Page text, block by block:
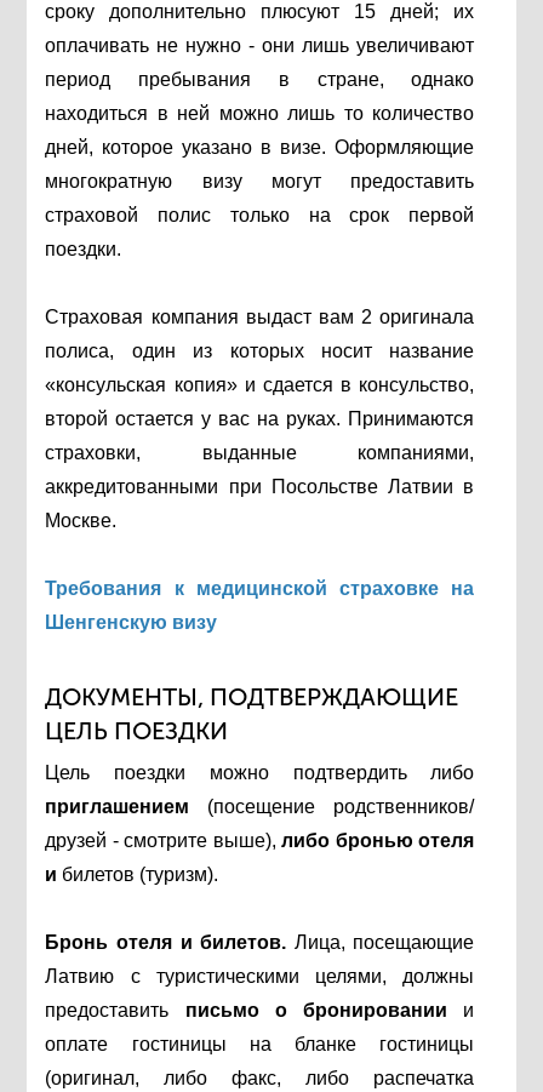
сроку дополнительно плюсуют 15 дней; их
оплачивать не нужно - они лишь увеличивают
период пребывания в стране, однако
находиться в ней можно лишь то количество
дней, которое указано в визе. Оформляющие
многократную визу могут предоставить
страховой полис только на срок первой
поездки.
Страховая компания выдаст вам 2 оригинала
полиса, один из которых носит название
«консульская копия» и сдается в консульство,
второй остается у вас на руках. Принимаются
страховки, выданные компаниями,
аккредитованными при Посольстве Латвии в
Москве.
Требования к медицинской страховке на
Шенгенскую визу
ДОКУМЕНТЫ, ПОДТВЕРЖДАЮЩИЕ
ЦЕЛЬ ПОЕЗДКИ
Цель поездки можно подтвердить либо
приглашением (посещение родственников/
друзей - смотрите выше),либо бронью отеля
и билетов (туризм).
Бронь отеля и билетов. Лица, посещающие
Латвию с туристическими целями, должны
предоставить письмо о бронировании и
оплате гостиницы на бланке гостиницы
(оригинал, либо факс, либо распечатка